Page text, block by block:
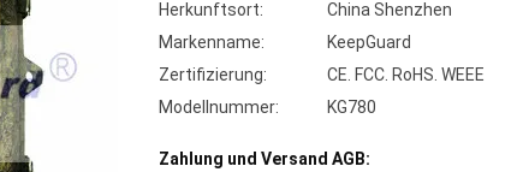
Herkunftsort:
China Shenzhen
Markenname:
KeepGuard
Zertifizierung:
CE. FCC. RoHS. WEEE
Modellnummer:
KG780
Zahlung und Versand AGB: